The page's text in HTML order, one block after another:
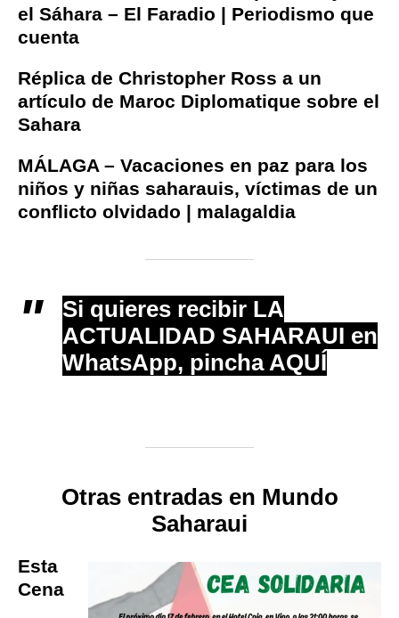
el Sáhara – El Faradio | Periodismo que
cuenta
Réplica de Christopher Ross a un
artículo de Maroc Diplomatique sobre el
Sahara
MÁLAGA – Vacaciones en paz para los
niños y niñas saharauis, víctimas de un
conflicto olvidado | malagaldia
Si quieres recibir LA
ACTUALIDAD SAHARAUI en
WhatsApp, pincha AQUÍ
Otras entradas en Mundo
Saharaui
Esta
Cena